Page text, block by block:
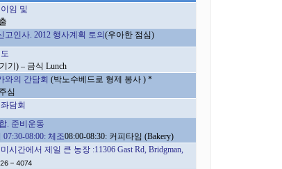
임 및
고인사. 2012 행사계획 토의(우아한 점심)
기) – 금식 Lunch
와의 간담회(박노수베드로 형제 봉사 ) *
심
담회
. 준비운동
07:30-08:00:체조08:00-08:30: 커피타임 (Bakery)
미시간에서 제일 큰 농장 :11306 Gast Rd, Bridgman,
– 4074